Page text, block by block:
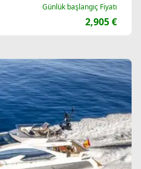
Günlük başlangıç Fiyatı
2,905 €